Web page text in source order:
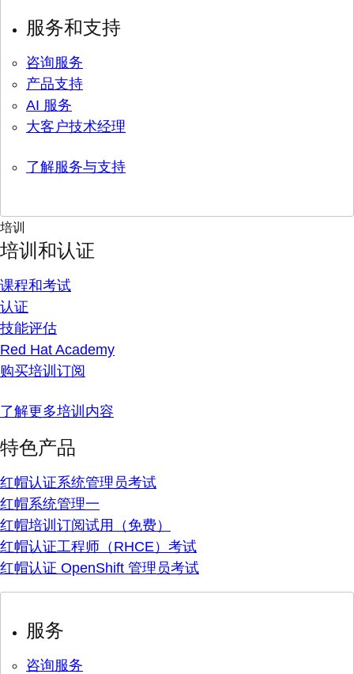
服务和支持
咨询服务
产品支持
AI 服务
大客户技术经理
了解服务与支持
培训
培训和认证
课程和考试
认证
技能评估
Red Hat Academy
购买培训订阅
了解更多培训内容
特色产品
红帽认证系统管理员考试
红帽系统管理一
红帽培训订阅试用（免费）
红帽认证工程师（RHCE）考试
红帽认证 OpenShift 管理员考试
服务
咨询服务